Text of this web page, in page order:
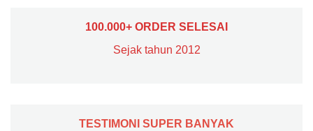
100.000+ ORDER SELESAI
Sejak tahun 2012
TESTIMONI SUPER BANYAK